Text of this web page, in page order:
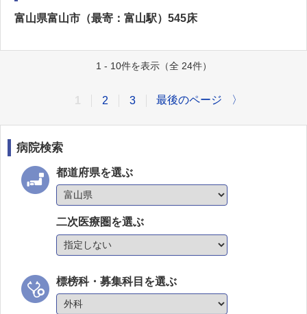
富山県富山市（最寄：富山駅）545床
1 - 10件を表示（全 24件）
2 3 最後のページ 〉
病院検索
都道府県を選ぶ
二次医療圏を選ぶ
標榜科・募集科目を選ぶ